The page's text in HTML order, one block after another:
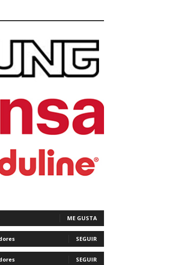
ME GUSTA
SEGUIR
SEGUIR